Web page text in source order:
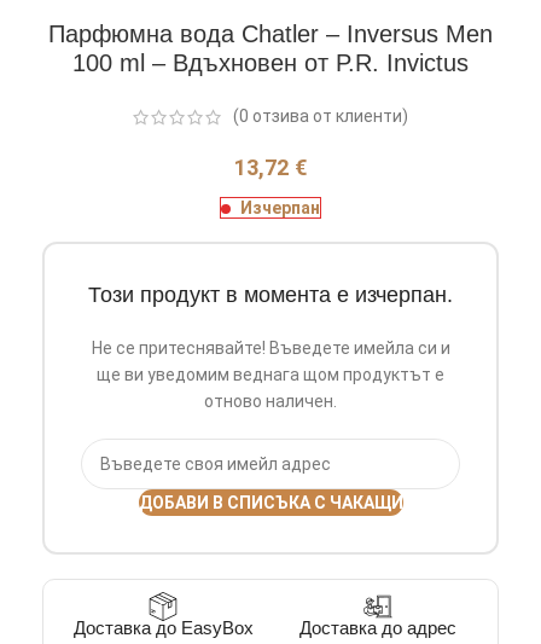
Парфюмна вода Chatler – Inversus Men
100 ml – Вдъхновен от P.R. Invictus
(0 отзива от клиенти)
13,72 €
Изчерпан
Този продукт в момента е изчерпан.
Не се притеснявайте! Въведете имейла си и
ще ви уведомим веднага щом продуктът е
отново наличен.
ДОБАВИ В СПИСЪКА С ЧАКАЩИ
Доставка до EasyBox Доставка до адрес